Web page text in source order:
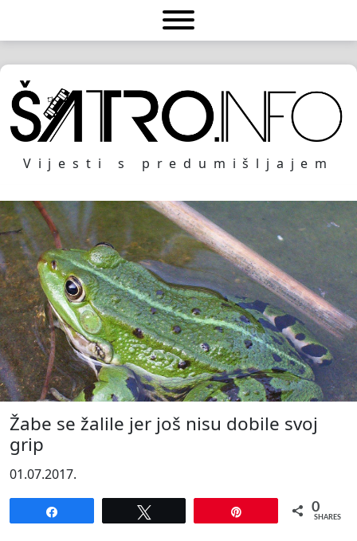
Vijesti s predumišljajem
Žabe se žalile jer još nisu dobile svoj
grip
01.07.2017.
0
SHARES